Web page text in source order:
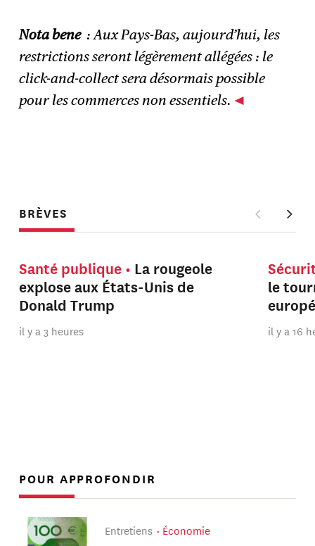
Nota bene : Aux Pays-Bas, aujourd’hui, les
restrictions seront légèrement allégées : le
click-and-collect sera désormais possible
pour les commerces non essentiels.
BRÈVES
Santé publique
La rougeole
explose aux États-Unis de
Donald Trump
il y a 3 heures
le
il y a 16
POUR APPROFONDIR
Entretiens Économie